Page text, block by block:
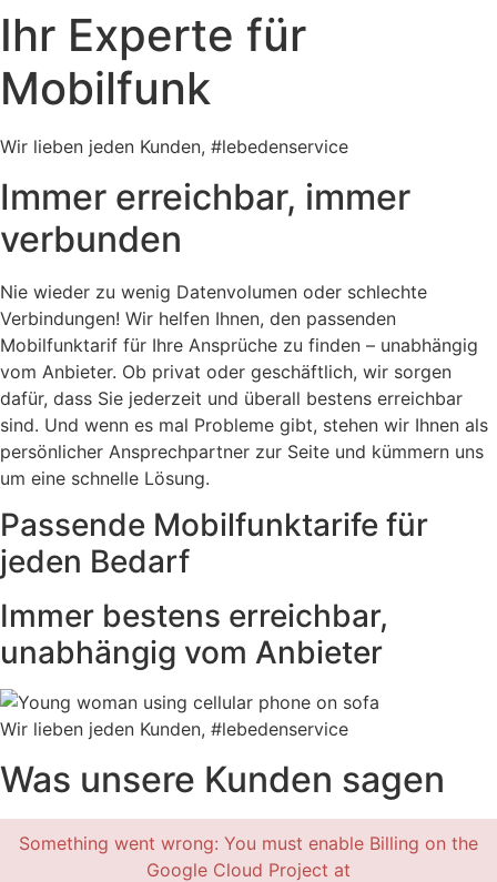
Ihr Experte für
Mobilfunk
Wir lieben jeden Kunden, #lebedenservice
Immer erreichbar, immer
verbunden
Nie wieder zu wenig Datenvolumen oder schlechte
Verbindungen! Wir helfen Ihnen, den passenden
Mobilfunktarif für Ihre Ansprüche zu finden – unabhängig
vom Anbieter. Ob privat oder geschäftlich, wir sorgen
dafür, dass Sie jederzeit und überall bestens erreichbar
sind. Und wenn es mal Probleme gibt, stehen wir Ihnen als
persönlicher Ansprechpartner zur Seite und kümmern uns
um eine schnelle Lösung.
Passende Mobilfunktarife für
jeden Bedarf
Immer bestens erreichbar,
unabhängig vom Anbieter
Wir lieben jeden Kunden, #lebedenservice
Was unsere Kunden sagen
Something went wrong: You must enable Billing on the
Google Cloud Project at